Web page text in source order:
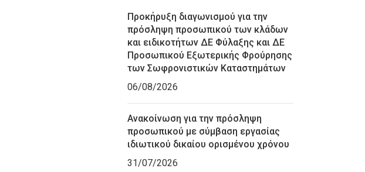
Προκήρυξη διαγωνισμού για την
πρόσληψη προσωπικού των κλάδων
και ειδικοτήτων ΔΕ Φύλαξης και ΔΕ
Προσωπικού Εξωτερικής Φρούρησης
των Σωφρονιστικών Καταστημάτων
06/08/2026
Ανακοίνωση για την πρόσληψη
προσωπικού με σύμβαση εργασίας
ιδιωτικού δικαίου ορισμένου χρόνου
31/07/2026